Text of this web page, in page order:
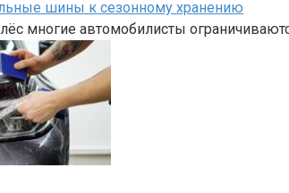
шины к сезонному хранению
многие автомобилисты